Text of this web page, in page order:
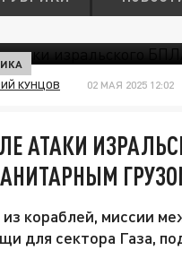
КУНЦОВ 02 МАЯ 2025 12:02
АТАКИ
кораблей, миссии
для сектора Газа,